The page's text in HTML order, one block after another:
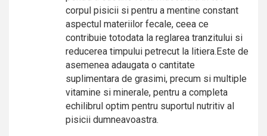
corpul pisicii si pentru a mentine constant
aspectul materiilor fecale, ceea ce
contribuie totodata la reglarea tranzitului si
reducerea timpului petrecut la litiera.Este de
asemenea adaugata o cantitate
suplimentara de grasimi, precum si multiple
vitamine si minerale, pentru a completa
echilibrul optim pentru suportul nutritiv al
pisicii dumneavoastra.